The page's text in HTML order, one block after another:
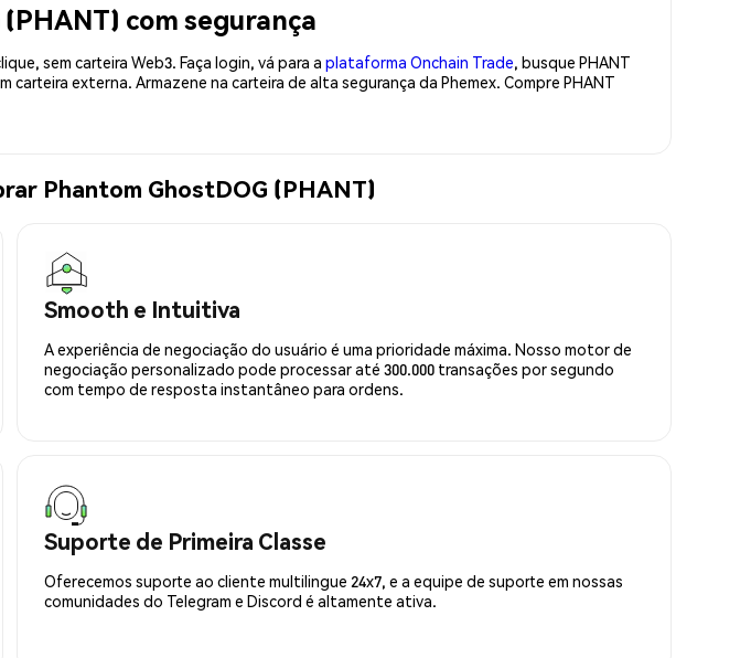
com segurança
sem carteira Web3. Faça login, vá para a plataforma Onchain Trade, busque PHANT
externa. Armazene na carteira de alta segurança da Phemex. Compre PHANT
Phantom GhostDOG (PHANT)
Smooth e Intuitiva
A experiência de negociação do usuário é uma prioridade máxima. Nosso motor de
negociação personalizado pode processar até 300.000 transações por segundo
com tempo de resposta instantâneo para ordens.
Suporte de Primeira Classe
Oferecemos suporte ao cliente multilingue 24x7, e a equipe de suporte em nossas
comunidades do Telegram e Discord é altamente ativa.